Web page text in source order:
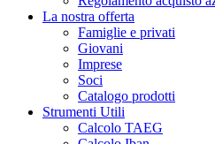
La nostra offerta
Famiglie e privati
Giovani
Imprese
Soci
Catalogo prodotti
Strumenti Utili
Calcolo TAEG